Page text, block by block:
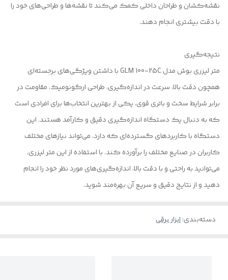
نقشه‌کشان و طراحان داخلی کمک می‌کند تا نقشه‌ها و طراحی‌های خود را
با دقت بیشتری انجام دهند.
نتیجه‌گیری
متر لیزری بوش مدل GLM 100-25C با داشتن ویژگی‌های برجسته‌ای
همچون دقت بالا، سرعت در اندازه‌گیری، طراحی ارگونومیک، مقاومت در
برابر شرایط سخت و باتری قوی، یکی از بهترین انتخاب‌ها برای افرادی است
که به دنبال یک دستگاه اندازه‌گیری دقیق و کارآمد هستند. این
دستگاه با کاربردهای گسترده‌ای که دارد، می‌تواند نیازهای مختلف
کاربران در صنایع مختلف را برآورده کند. با استفاده از این متر لیزری،
می‌توانید به راحتی و با دقت بالا، اندازه‌گیری‌های مورد نظر خود را انجام
دهید و از نتایج دقیق و سریع آن بهره‌مند شوید.
دسته‌بندی:ابزار برقی